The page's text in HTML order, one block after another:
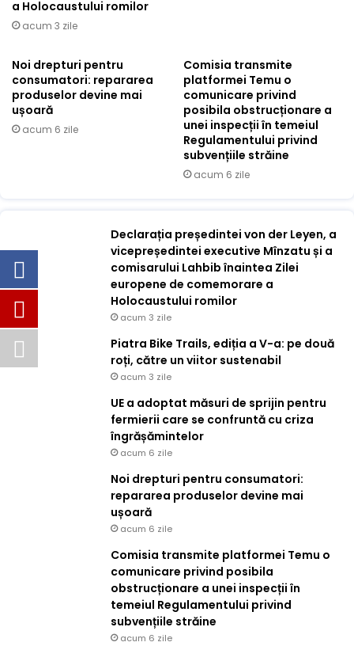
a Holocaustului romilor
acum 3 zile
Noi drepturi pentru
consumatori: repararea
produselor devine mai
ușoară
acum 6 zile
Comisia transmite
platformei Temu o
comunicare privind
posibila obstrucționare a
unei inspecții în temeiul
Regulamentului privind
subvențiile străine
acum 6 zile
Declarația președintei von der Leyen, a
vicepreședintei executive Mînzatu și a
comisarului Lahbib înaintea Zilei
europene de comemorare a
Holocaustului romilor
acum 3 zile
Piatra Bike Trails, ediția a V-a: pe două
roți, către un viitor sustenabil
acum 3 zile
UE a adoptat măsuri de sprijin pentru
fermierii care se confruntă cu criza
îngrășămintelor
acum 6 zile
Noi drepturi pentru consumatori:
repararea produselor devine mai
ușoară
acum 6 zile
Comisia transmite platformei Temu o
comunicare privind posibila
obstrucționare a unei inspecții în
temeiul Regulamentului privind
subvențiile străine
acum 6 zile